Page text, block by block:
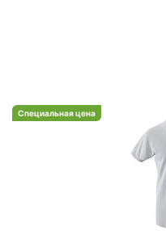
Специальная цена